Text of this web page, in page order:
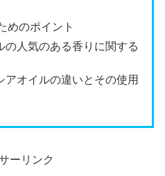
めのポイント
の人気のある香りに関する
アオイルの違いとその使用
ーリンク